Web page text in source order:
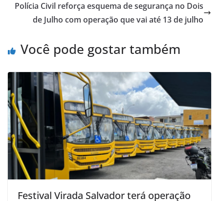
Polícia Civil reforça esquema de segurança no Dois
de Julho com operação que vai até 13 de julho
Você pode gostar também
Festival Virada Salvador terá operação